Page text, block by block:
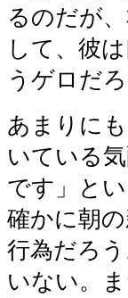
るのだが
して、彼
うゲロだろ
あまりに
いている
です」と
確かに朝
行為だろ
いない。